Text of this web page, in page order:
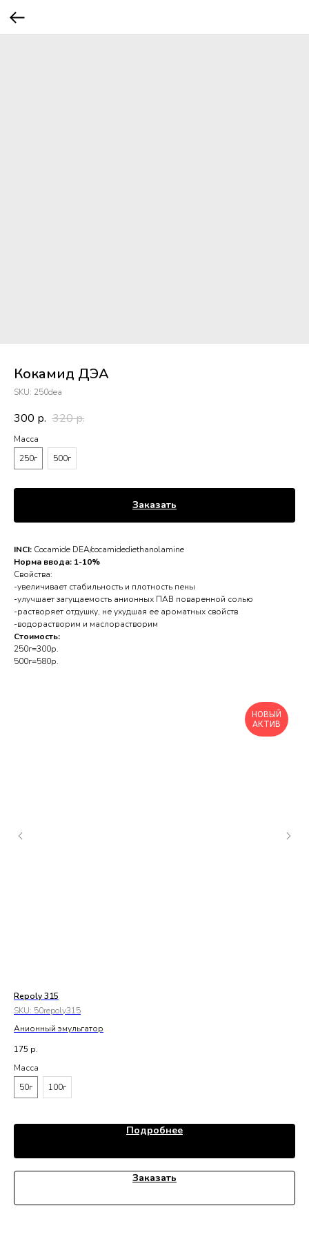
Кокамид ДЭА
SKU: 250dea
300 р. 320р.
Масса
250г
500г
Заказать
INCI: Cocamide DEA/cocamidediethanolamine
Норма ввода: 1-10%
Свойства:
-увеличивает стабильность и плотность пены
-улучшает загущаемость анионных ПАВ поваренной солью
-растворяет отдушку, не ухудшая ее ароматных свойств
-водорастворим и маслорастворим
Стоимость:
250г=300р.
500г=580р.
НОВЫЙ
АКТИВ
Repoly 315
SKU: 50repoly315
Анионный эмульгатор
175 р.
Масса
50г
100г
Подробнее
Заказать